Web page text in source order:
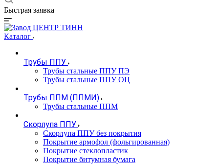
Быстрая заявка
Каталог
Трубы ППУ
Трубы стальные ППУ ПЭ
Трубы стальные ППУ ОЦ
Трубы ППМ (ППМИ)
Трубы стальные ППМ
Скорлупа ППУ
Скорлупа ППУ без покрытия
Покрытие армофол (фольгированная)
Покрытие стеклопластик
Покрытие битумная бумага